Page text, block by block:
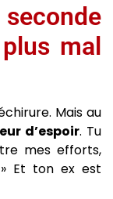
mal
Mais au
d’espoir. Tu
mes efforts,
Et ton ex est